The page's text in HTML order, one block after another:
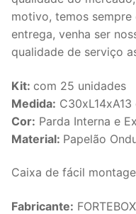
motivo, temos sempre
entrega, venha ser
qualidade de serviço
Kit: com 25 unidades
Medida: C30xL14xA13
Cor: Parda Interna e
Material: Papelão
Caixa de fácil
Fabricante: FORTEBOX